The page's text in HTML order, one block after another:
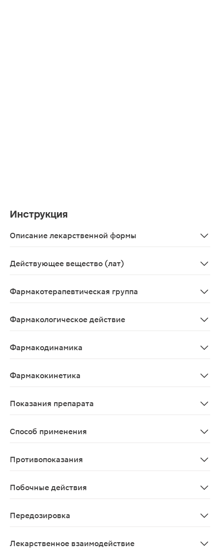
Инструкция
Описание лекарственной формы
Действующее вещество (лат)
Фармакотерапевтическая группа
Фармакологическое действие
Фармакодинамика
Фармакокинетика
Показания препарата
Способ применения
Противопоказания
Побочные действия
Передозировка
Лекарственное взаимодействие